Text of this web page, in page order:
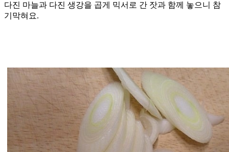
다진 마늘과 다진 생강을 곱게 믹서로 간 잣과 함께 놓으니 참
기막혀요.